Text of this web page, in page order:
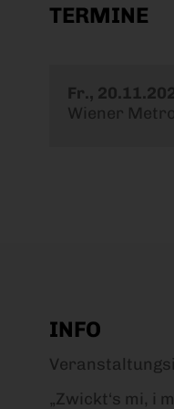
TERMINE
Fr.,
Wiener
INFO
„Zwickt‘s mi, i